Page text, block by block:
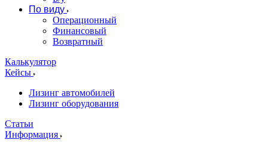
По виду
Операционный
Финансовый
Возвратный
Калькулятор
Кейсы
Лизинг автомобилей
Лизинг оборудования
Статьи
Информация